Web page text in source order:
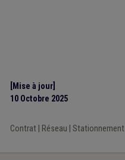
[Mise à jour]
10 Octobre 2025
Contrat| Réseau Stationnement|